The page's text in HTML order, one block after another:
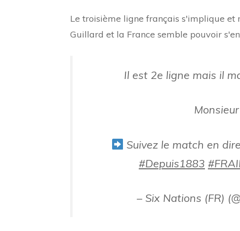
Le troisième ligne français s'implique
Guillard et la France semble pouvoir
Il est 2e ligne mais il
Suivez le match en
#Depuis1883
– Six Nations (FR)